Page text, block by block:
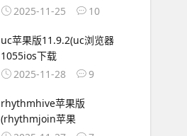
2025-11-25
10
uc苹果版11.9.2(uc浏览器
1055ios下载
2025-11-28
9
rhythmhive苹果版
(rhythmjoin苹果